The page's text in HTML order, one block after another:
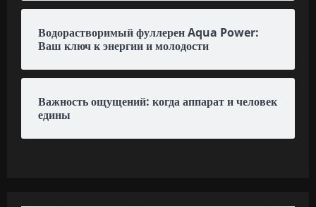
Водорастворимый фуллерен Aqua Power:
Ваш ключ к энергии и молодости
Важность ощущений: когда аппарат и человек
едины